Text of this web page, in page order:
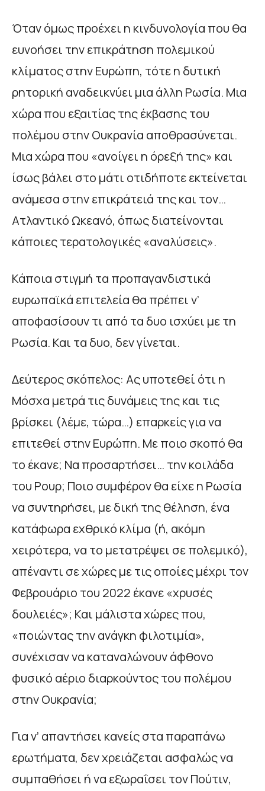
Όταν όμως προέχει η κινδυνολογία που θα
ευνοήσει την επικράτηση πολεμικού
κλίματος στην Ευρώπη, τότε η δυτική
ρητορική αναδεικνύει μια άλλη Ρωσία. Μια
χώρα που εξαιτίας της έκβασης του
πολέμου στην Ουκρανία αποθρασύνεται.
Μια χώρα που «ανοίγει η όρεξή της» και
ίσως βάλει στο μάτι οτιδήποτε εκτείνεται
ανάμεσα στην επικράτειά της και τον…
Ατλαντικό Ωκεανό, όπως διατείνονται
κάποιες τερατολογικές «αναλύσεις».
Κάποια στιγμή τα προπαγανδιστικά
ευρωπαϊκά επιτελεία θα πρέπει ν’
αποφασίσουν τι από τα δυο ισχύει με τη
Ρωσία. Και τα δυο, δεν γίνεται.
Δεύτερος σκόπελος: Ας υποτεθεί ότι η
Μόσχα μετρά τις δυνάμεις της και τις
βρίσκει (λέμε, τώρα…) επαρκείς για να
επιτεθεί στην Ευρώπη. Με ποιο σκοπό θα
το έκανε; Να προσαρτήσει… την κοιλάδα
του Ρουρ; Ποιο συμφέρον θα είχε η Ρωσία
να συντηρήσει, με δική της θέληση, ένα
κατάφωρα εχθρικό κλίμα (ή, ακόμη
χειρότερα, να το μετατρέψει σε πολεμικό),
απέναντι σε χώρες με τις οποίες μέχρι τον
Φεβρουάριο του 2022 έκανε «χρυσές
δουλειές»; Και μάλιστα χώρες που,
«ποιώντας την ανάγκη φιλοτιμία»,
συνέχισαν να καταναλώνουν άφθονο
φυσικό αέριο διαρκούντος του πολέμου
στην Ουκρανία;
Για ν’ απαντήσει κανείς στα παραπάνω
ερωτήματα, δεν χρειάζεται ασφαλώς να
συμπαθήσει ή να εξωραΐσει τον Πούτιν,